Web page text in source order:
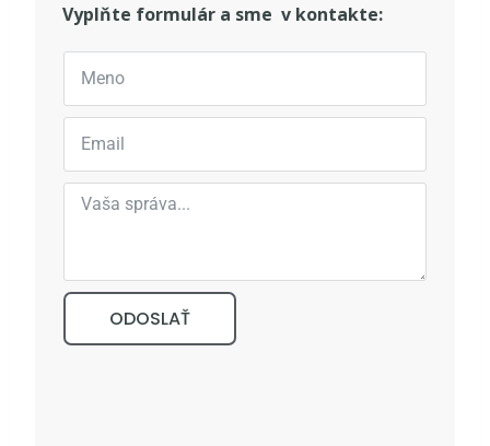
Vyplňte formulár a sme v kontakte:
ODOSLAŤ